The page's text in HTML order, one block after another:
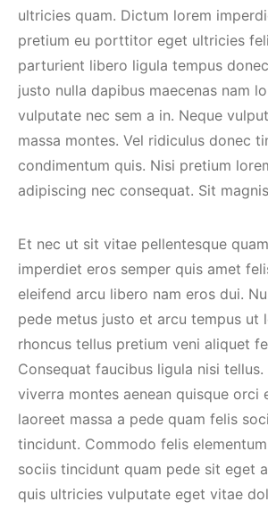
ultricies quam. Dictum lorem
pretium eu porttitor eget ultricies
parturient libero ligula tempus
justo nulla dapibus maecenas nam
vulputate nec sem a in. Neque
massa montes. Vel ridiculus donec
condimentum quis. Nisi pretium
adipiscing nec consequat. Sit
Et nec ut sit vitae pellentesque
imperdiet eros semper quis amet
eleifend arcu libero nam eros dui.
pede metus justo et arcu tempus ut
rhoncus tellus pretium veni aliquet
Consequat faucibus ligula nisi tellus.
viverra montes aenean quisque orci
laoreet massa a pede quam felis
tincidunt. Commodo felis
sociis tincidunt quam pede sit eget
quis ultricies vulputate eget vitae